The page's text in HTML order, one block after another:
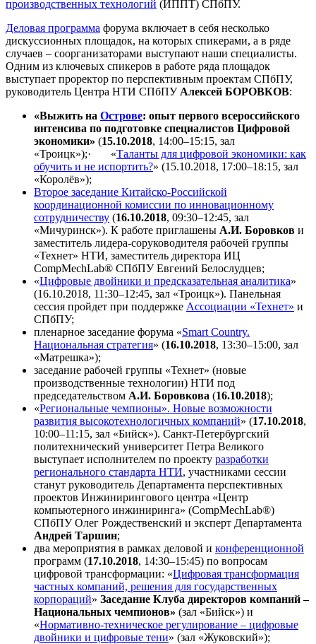
производственных технологий (ИППТ) СПбПУ.
Деловая программа форума включает в себя несколько
дискуссионных площадок, на которых спикерами, а в ряде
случаев – соорганизаторами выступают наши специалисты.
Одним из ключевых спикеров в работе ряда площадок
выступает проректор по перспективным проектам СПбПУ,
руководитель Центра НТИ СПбПУ Алексей БОРОВКОВ:
«Выжить на Острове: опыт первого всероссийского
интенсива по подготовке специалистов Цифровой
экономики» (15.10.2018, 14:00–15:15, зал
«Троицк»);· «Таланты для цифровой экономики: как
обучить и не испортить?» (15.10.2018, 17:00–18:15, зал
«Королёв»);
Второе заседание Китайско-Российской
координационной комиссии по инновационному
сотрудничеству (16.10.2018, 09:30–12:45, зал
«Мичуринск»). К работе приглашены А.И. Боровков и
заместитель лидера-соруководителя рабочей группы
«Технет» НТИ, заместитель директора ИЦ
CompMechLab® СПбПУ Евгений Белослудцев;
«Цифровые двойники и предсказательная аналитика»
(16.10.2018, 11:30–12:45, зал «Троицк»). Панельная
сессия пройдет при поддержке Ассоциации «Технет» и
СПбПУ;
пленарное заседание форума «Smart Country.
Национальная стратегия» (16.10.2018, 13:30–15:00, зал
«Матрешка»);
заседание рабочей группы «Технет» (новые
производственные технологии) НТИ под
председательством А.И. Боровкова (16.10.2018);
«Региональные чемпионы». Новые возможности
развития высокотехнологичных компаний» (17.10.2018,
10:00–11:15, зал «Бийск»). Санкт-Петербургский
политехнический университет Петра Великого
выступает исполнителем по проекту разработки
регионального стандарта НТИ, участниками сессии
станут руководитель Департамента перспективных
проектов Инжинирингового центра «Центр
компьютерного инжиниринга» (CompMechLab®)
СПбПУ Олег Рождественский и эксперт Департамента
Андрей Таршин;
два мероприятия в рамках деловой и конференционной
программ (17.10.2018, 14:30–15:45) по вопросам
цифровой трансформации: «Цифровая трансформация
частных компаний, решения для государственных
корпораций» Заседание Клуба директоров компаний –
Национальных чемпионов» (зал «Бийск») и
«Нормативно-техническое регулирование – цифровые
двойники и цифровые тени» (зал «Жуковский»);